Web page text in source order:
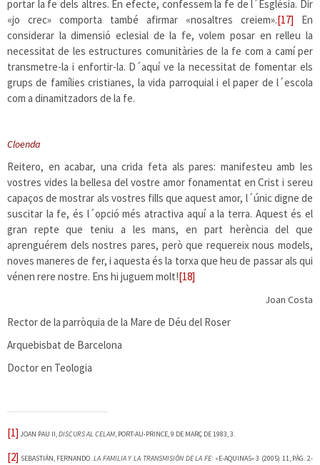
portar la fe dels altres. En efecte, confessem la fe de l´Església. Dir
«jo crec» comporta també afirmar «nosaltres creiem».[17] En
considerar la dimensió eclesial de la fe, volem posar en relleu la
necessitat de les estructures comunitàries de la fe com a camí per
transmetre-la i enfortir-la. D´aquí ve la necessitat de fomentar els
grups de famílies cristianes, la vida parroquial i el paper de l´escola
com a dinamitzadors de la fe.
Cloenda
Reitero, en acabar, una crida feta als pares: manifesteu amb les
vostres vides la bellesa del vostre amor fonamentat en Crist i sereu
capaços de mostrar als vostres fills que aquest amor, l´únic digne de
suscitar la fe, és l´opció més atractiva aquí a la terra. Aquest és el
gran repte que teniu a les mans, en part herència del que
aprenguérem dels nostres pares, però que requereix nous models,
noves maneres de fer, i aquesta és la torxa que heu de passar als qui
vénen rere nostre. Ens hi juguem molt![18]
Joan Costa
Rector de la parròquia de la Mare de Déu del Roser
Arquebisbat de Barcelona
Doctor en Teologia
[1] JOAN PAU II,DISCURS AL CELAM, PORT-AU-PRINCE, 9 DE MARÇ DE 1983, 3.
[2] SEBASTIÁN, FERNANDO.LA FAMILIA Y LA TRANSMISIÓN DE LA FE: «E-AQUINAS» 3 (2005) 11, PÀG. 2-